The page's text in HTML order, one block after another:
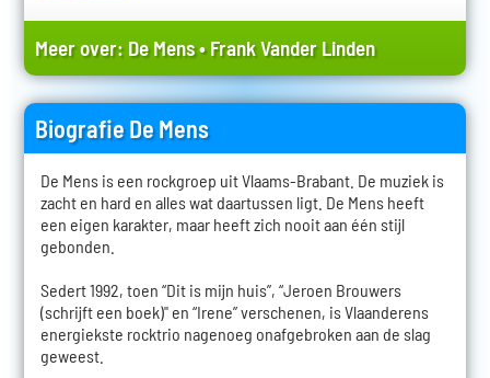
Meer over: De Mens•Frank Vander Linden
Biografie De Mens
De Mens is een rockgroep uit Vlaams-Brabant. De muziek is
zacht en hard en alles wat daartussen ligt. De Mens heeft
een eigen karakter, maar heeft zich nooit aan één stijl
gebonden.
Sedert 1992, toen “Dit is mijn huis”, “Jeroen Brouwers
(schrijft een boek)" en “Irene” verschenen, is Vlaanderens
energiekste rocktrio nagenoeg onafgebroken aan de slag
geweest.